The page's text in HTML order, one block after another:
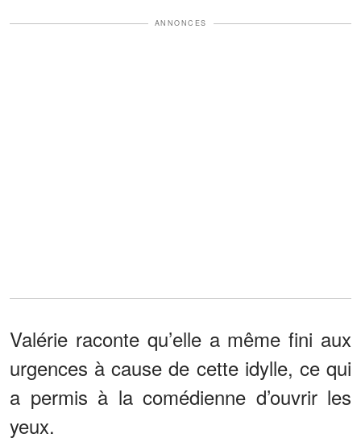
ANNONCES
Valérie raconte qu’elle a même fini aux
urgences à cause de cette idylle, ce qui
a permis à la comédienne d’ouvrir les
yeux.